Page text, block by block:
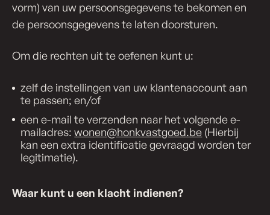
vorm) van uw persoonsgegevens te bekomen en
de persoonsgegevens te laten doorsturen.
Om die rechten uit te oefenen kunt u:
zelf de instellingen van uw klantenaccount aan
te passen; en/of
een e-mail te verzenden naar het volgende e-
mailadres:wonen@honkvastgoed.be (Hierbij
kan een extra identificatie gevraagd worden ter
legitimatie).
Waar kunt u een klacht indienen?